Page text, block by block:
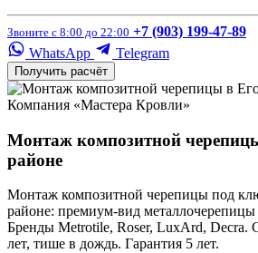
Звоните с 8:00 до 22:00 +7 (903) 199-47-89
WhatsApp
Telegram
Получить расчёт
Компания «Мастера Кровли»
Монтаж композитной
районе
Монтаж композитной черепицы под
районе: премиум-вид
Бренды Metrotile, Roser, LuxArd, Decra.
лет, тише в дождь. Гарантия 5 лет.